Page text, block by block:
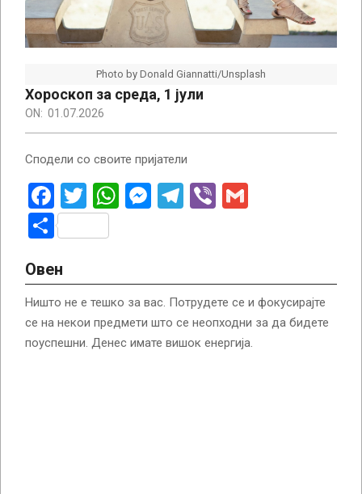
Photo by Donald Giannatti/Unsplash
Хороскоп за среда, 1 јули
ON: 01.07.2026
Сподели со своите пријатели
Facebook
Twitter
WhatsApp
Messenger
Telegram
Viber
Share
Овен
Ништо не е тешко за вас. Потрудете се и фокусирајте
се на некои предмети што се неопходни за да бидете
поуспешни. Денес имате вишок енергија.